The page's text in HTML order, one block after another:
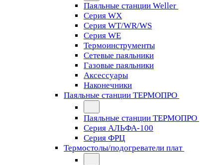
Паяльные станции Weller
Серия WX
Серия WT/WR/WS
Серия WE
Термоинструменты
Сетевые паяльники
Газовые паяльники
Аксессуары
Наконечники
Паяльные станции ТЕРМОПРО
Паяльные станции ТЕРМОПРО
Серия АЛЬФА-100
Серия ФРЦ
Термостолы/подогреватели плат